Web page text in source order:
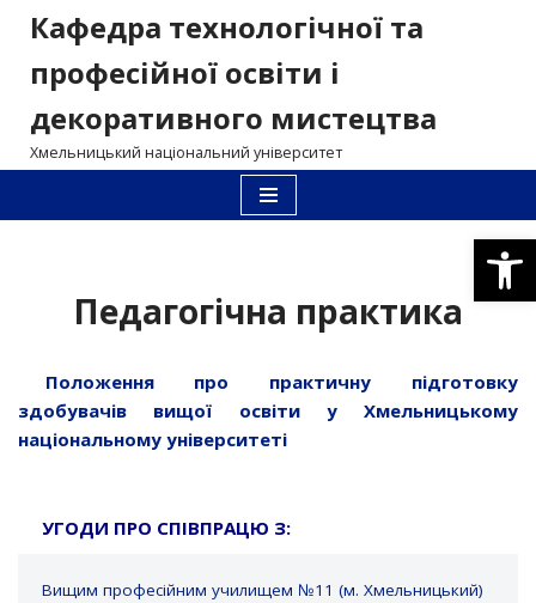
Перейти
вмісту
Кафедра технологічної та
професійної освіти і
декоративного мистецтва
Хмельницький національний університет
Педагогічна практика
Положення про практичну підготовку
здобувачів вищої освіти у Хмельницькому
національному університеті
УГОДИ ПРО СПІВПРАЦЮ З:
Вищим професійним училищем №11 (м. Хмельницький)